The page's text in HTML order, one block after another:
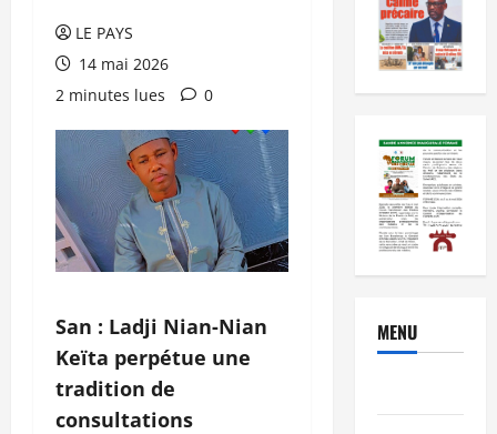
LE PAYS
14 mai 2026
2 minutes lues
0
San : Ladji Nian-Nian
Keïta perpétue une
tradition de
consultations
MENU